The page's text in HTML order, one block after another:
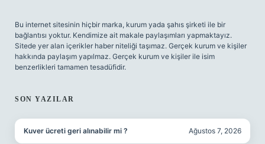
Bu internet sitesinin hiçbir marka, kurum yada şahıs şirketi ile bir
bağlantısı yoktur. Kendimize ait makale paylaşımları yapmaktayız.
Sitede yer alan içerikler haber niteliği taşımaz. Gerçek kurum ve kişiler
hakkında paylaşım yapılmaz. Gerçek kurum ve kişiler ile isim
benzerlikleri tamamen tesadüfidir.
SON YAZILAR
Kuver ücreti geri alınabilir mi ? Ağustos 7, 2026